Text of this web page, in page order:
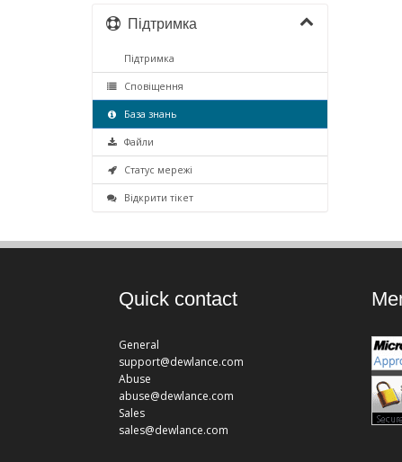
Підтримка
Підтримка
Сповіщення
База знань
Файли
Статус мережі
Відкрити тікет
Quick contact
General
support@dewlance.com
Abuse
abuse@dewlance.com
Sales
sales@dewlance.com